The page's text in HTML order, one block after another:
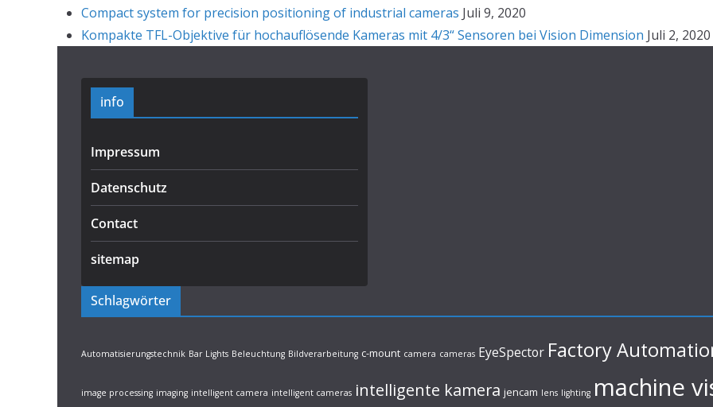
Compact system for precision positioning of industrial cameras Juli 9, 2020
Kompakte TFL-Objektive für hochauflösende Kameras mit 4/3“ Sensoren bei Vision Dimension Juli 2, 2020
info
Impressum
Datenschutz
Contact
sitemap
Schlagwörter
Automatisierungstechnik Bar Lights Beleuchtung Bildverarbeitung c-mount camera cameras EyeSpector Factory
image processing imaging intelligent camera intelligent cameras intelligente kamera jencam lens lighting machine